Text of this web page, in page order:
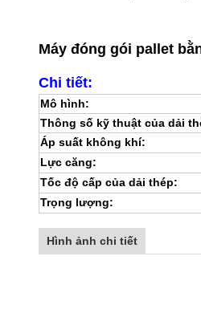
Máy đóng gói pallet
Chi tiết:
Mô hình:
Thông số kỹ thuật của dải
Áp suất không khí:
Lực căng:
Tốc độ cấp của dải thép:
Trọng lượng:
Hình ảnh chi tiết